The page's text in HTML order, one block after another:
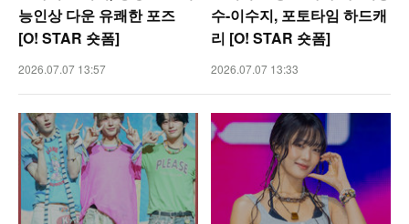
능인상 다운 유쾌한 포즈
[O! STAR 숏폼]
2026.07.07 13:57
수-이수지, 포토타임 하드캐
리 [O! STAR 숏폼]
2026.07.07 13:33